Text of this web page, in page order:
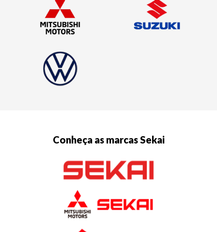
Conheça as marcas Sekai
Saiba mais